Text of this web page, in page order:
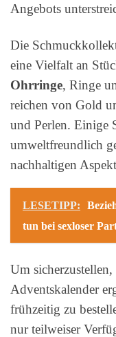
Angebots
Die
eine Vielfalt an
Ohrringe, Ringe
reichen von Gold
und Perlen. Einige
umweltfreundlich
nachhaltigen
LESETIPP:
tun bei sexloser
Um sicherzustellen,
Adventskalender
frühzeitig zu
nur teilweiser